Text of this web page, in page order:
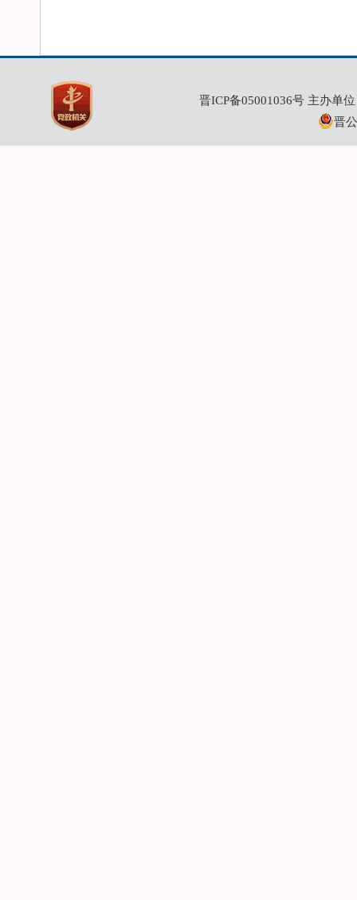
晋ICP备05001036号主办单位
晋